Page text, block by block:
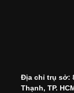
Địa chỉ trụ sở:
Thạnh, TP.